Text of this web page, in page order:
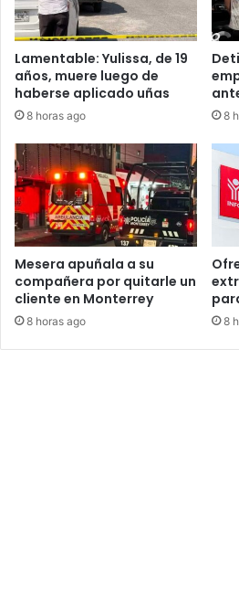
Lamentable: Yulissa, de 19
años, muere luego de
haberse aplicado uñas
8 horas ago 8
Mesera apuñala a su
compañera por quitarle un
cliente en Monterrey
8 horas ago 8